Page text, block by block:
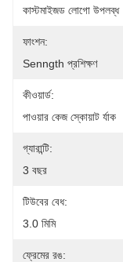
কাস্টমাইজড লোগো উপলব্ধ
ফাংশন:
Senngth প্রশিক্ষণ
কীওয়ার্ড:
পাওয়ার কেজ স্কোয়াট র্যাক
গ্যারান্টি:
3 বছর
টিউবের বেধ:
3.0 মিমি
ফ্রেমের রঙ: